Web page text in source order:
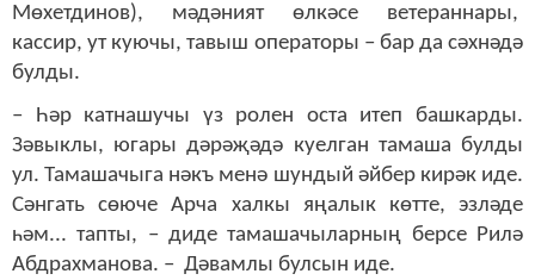
Мөхетдинов), мәдәният өлкәсе ветераннары,
кассир, ут куючы, тавыш операторы – бар да сәхнәдә
булды.
– Һәр катнашучы үз ролен оста итеп башкарды.
Зәвыклы, югары дәрәҗәдә куелган тамаша булды
ул. Тамашачыга нәкъ менә шундый әйбер кирәк иде.
Сәнгать сөюче Арча халкы яңалык көтте, эзләде
һәм... тапты, – диде тамашачыларның берсе Рилә
Абдрахманова. – Дәвамлы булсын иде.